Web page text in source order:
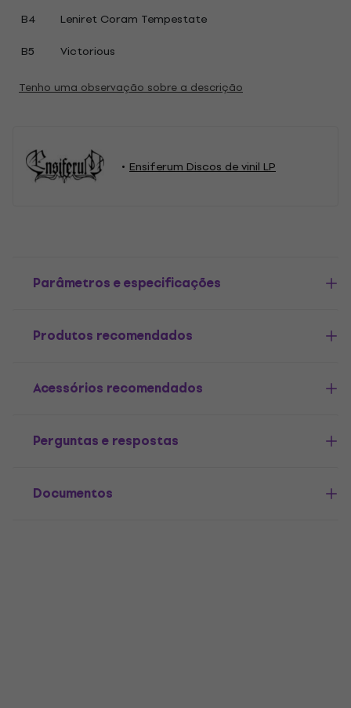
B4
Leniret Coram Tempestate
B5
Victorious
Tenho uma observação sobre a descrição
Ensiferum Discos de vinil LP
Parâmetros e especificações
Produtos recomendados
Acessórios recomendados
Perguntas e respostas
Documentos